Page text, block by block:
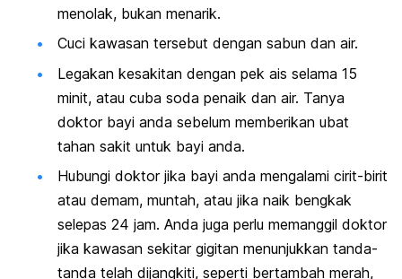
menolak, bukan menarik.
Cuci kawasan tersebut dengan sabun dan air.
Legakan kesakitan dengan pek ais selama 15
minit, atau cuba soda penaik dan air. Tanya
doktor bayi anda sebelum memberikan ubat
tahan sakit untuk bayi anda.
Hubungi doktor jika bayi anda mengalami cirit-birit
atau demam, muntah, atau jika naik bengkak
selepas 24 jam. Anda juga perlu memanggil doktor
jika kawasan sekitar gigitan menunjukkan tanda-
tanda telah dijangkiti, seperti bertambah merah,